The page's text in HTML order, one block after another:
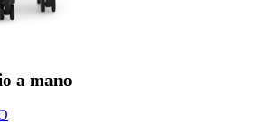
a mano